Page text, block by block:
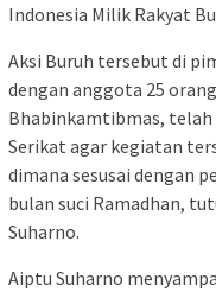
Indonesia Milik Rakyat
Aksi Buruh tersebut di
dengan anggota 25
Bhabinkamtibmas, telah
Serikat agar kegiatan
dimana sesusai dengan
bulan suci Ramadhan,
Suharno.
Aiptu Suharno